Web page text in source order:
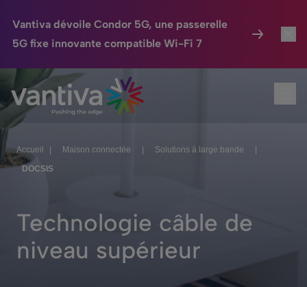
Vantiva dévoile Condor 5G, une passerelle
5G fixe innovante compatible Wi-Fi 7
Passer au contenu principal
Maison Connectée
HomeSight
Entreprise
Relations Investisseurs
Accueil Maison connectée Solutions à large bande
DOCSIS
Technologie câble de
niveau supérieur